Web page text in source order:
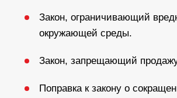
Закон, ограничивающий
окружающей среды.
Закон, запрещающий
Поправка к закону о